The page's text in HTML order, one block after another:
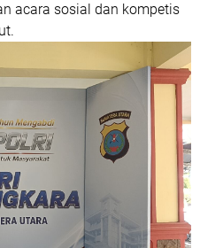
acara sosial dan kompetis